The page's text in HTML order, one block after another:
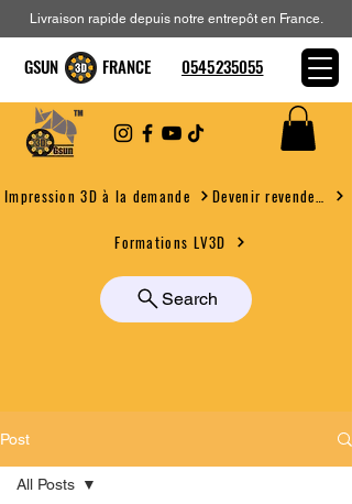
Impression 3D à la demande
Formations LV3D
Search
Livraison rapide depuis notre entrepôt en France.
GSUN FRANCE 0545235055
Post
All Posts